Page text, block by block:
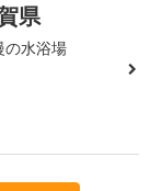
県
の水浴場